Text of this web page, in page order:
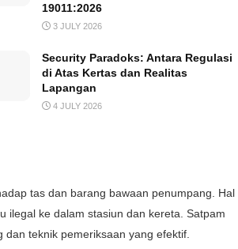
19011:2026
3 JULY 2026
Security Paradoks: Antara Regulasi
di Atas Kertas dan Realitas
Lapangan
4 JULY 2026
tas dan barang bawaan penumpang. Hal
ilegal ke dalam stasiun dan kereta. Satpam
teknik pemeriksaan yang efektif.